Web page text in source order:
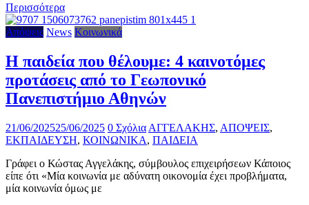
Περισσότερα
Απόψεις News Κοινωνικά
Η παιδεία που θέλουμε: 4 καινοτόμες
προτάσεις από το Γεωπονικό
Πανεπιστήμιο Αθηνών
21/06/202525/06/2025 0 Σχόλια ΑΓΓΕΛΑΚΗΣ, ΑΠΟΨΕΙΣ,
ΕΚΠΑΙΔΕΥΣΗ, ΚΟΙΝΩΝΙΚΑ, ΠΑΙΔΕΙΑ
Γράφει ο Κώστας Αγγελάκης, σύμβουλος επιχειρήσεων Κάποιος
είπε ότι «Μία κοινωνία με αδύνατη οικονομία έχει προβλήματα,
μία κοινωνία όμως με